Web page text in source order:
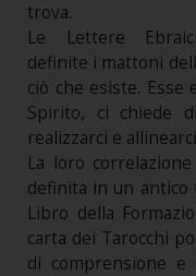
trova.
Le Lettere
definite i mattoni
ciò che esiste. Esse
Spirito, ci chiede
realizzarci e
La loro
definita in un antico
Libro della
carta dei Tarocchi
di comprensione e